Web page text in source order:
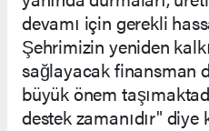
devamı için gerekli
Şehrimizin yeniden
sağlayacak finansman
büyük önem
destek zamanıdır" diye